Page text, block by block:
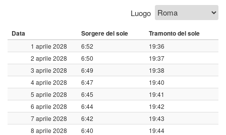
Luogo
Data Sorgere del sole Tramonto del sole
1 aprile 2028 6:52
19:36
2 aprile 2028
6:50
19:37
3 aprile 2028
6:49
19:38
4 aprile 2028
6:47
19:40
5 aprile 2028
6:45
19:41
6 aprile 2028
6:44
19:42
7 aprile 2028
6:42
19:43
8 aprile 2028
6:40
19:44